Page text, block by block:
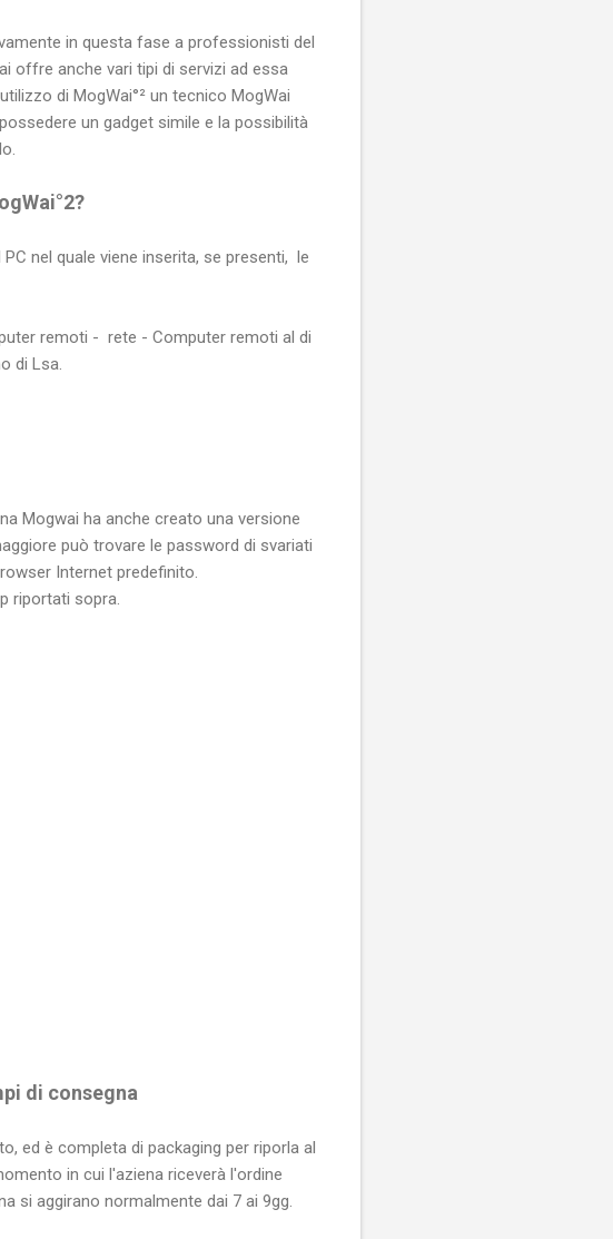
in questa fase a professionisti del
offre anche vari tipi di servizi ad essa
di MogWai°² un tecnico MogWai
un gadget simile e la possibilità
nel quale viene inserita, se presenti, le
remoti - rete - Computer remoti al di
di Lsa.
Mogwai ha anche creato una versione
può trovare le password di svariati
Internet predefinito.
riportati sopra.
di consegna
ed è completa di packaging per riporla al
in cui l'aziena riceverà l'ordine
si aggirano normalmente dai 7 ai 9gg.